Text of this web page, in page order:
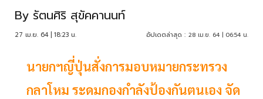
By รัตนศิริ สุขัคคานนท์
27 เม.ย. 64 | 18:23 น. อัปเดตล่าสุด : 28 เม.ย. 64 | 06:54 น.
นายกฯญี่ปุ่นสั่งการมอบหมายกระทรวง
กลาโหม ระดมกองกำลังป้องกันตนเอง จัด